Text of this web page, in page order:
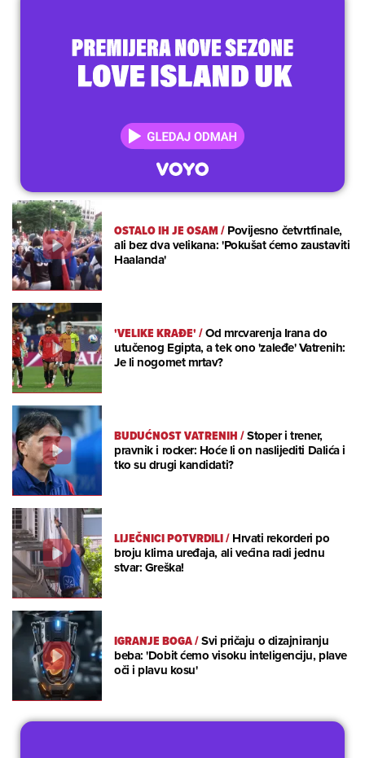
OSTALO IH JE OSAM/Povijesno četvrtfinale,
ali bez dva velikana: 'Pokušat ćemo zaustaviti
Haalanda'
'VELIKE KRAĐE'/Od mrcvarenja Irana do
utučenog Egipta, a tek ono 'zaleđe' Vatrenih:
Je li nogomet mrtav?
BUDUĆNOST VATRENIH/Stoper i trener,
pravnik i rocker: Hoće li on naslijediti Dalića i
tko su drugi kandidati?
LIJEČNICI POTVRDILI/Hrvati rekorderi po
broju klima uređaja, ali većina radi jednu
stvar: Greška!
IGRANJE BOGA/Svi pričaju o dizajniranju
beba: 'Dobit ćemo visoku inteligenciju, plave
oči i plavu kosu'